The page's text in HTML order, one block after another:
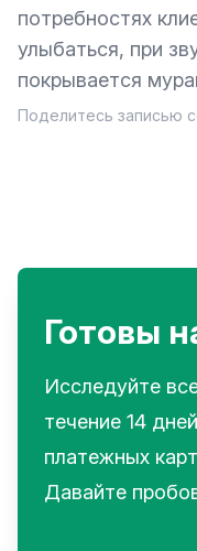
потребностях
улыбаться, при
покрывается
Поделитесь записью
Готовы
Исследуйте
течение 14
платежных
Давайте